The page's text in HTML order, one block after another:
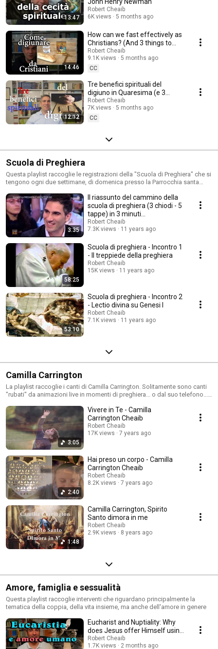
13:47
Robert Cheaib
6K views
5 months ago
14:46
How can we fast effectively as
Christians? (And 3 things to
watch out for)
Robert Cheaib
9.1K views
5 months ago
CC
12:12
Tre benefici spirituali del
digiuno in Quaresima (e 3
ragioni sbagliate per evitarlo)
Robert Cheaib
7K views
5 months ago
CC
Scuola di Preghiera
Questa playlist raccoglie le registrazioni della "Scuola di Preghiera" che si
tengono ogni due settimane, di domenica presso la Parrocchia santa
tra maggio e giugno 2015.
3:35
Il riassunto del cammino della
scuola di preghiera (3 chiodi - 5
tappe) in 3 minuti...
Robert Cheaib
7.3K views
11 years ago
58:25
Scuola di preghiera - Incontro 1
- Il treppiede della preghiera
Robert Cheaib
15K views
11 years ago
53:10
Scuola di preghiera - Incontro 2
- Lectio divina su Genesi I
Robert Cheaib
7.1K views
11 years ago
Camilla Carrington
La playlist raccoglie i canti di Camilla Carrington. Solitamente sono canti
"rubati" da animazioni live in momenti di preghiera... o dal suo telefono...
3:05
Vivere in Te - Camilla
Carrington Cheaib
Robert Cheaib
17K views
7 years ago
2:40
Hai preso un corpo - Camilla
Carrington Cheaib
Robert Cheaib
8.2K views
7 years ago
1:48
Camilla Carrington, Spirito
Santo dimora in me
Robert Cheaib
2.9K views
8 years ago
Amore, famiglia e sessualità
Questa playlist raccoglie interventi che riguardano principalmente la
tematica della coppia, della vita insieme, ma anche dell'amore in genere
Eucharist and Nuptiality: Why
does Jesus offer Himself using
the language of union in love?
Robert Cheaib
1.7K views
2 months ago